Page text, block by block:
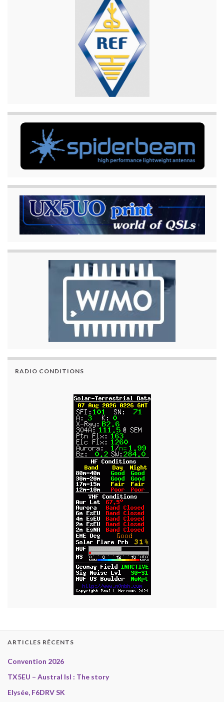
RADIO CONDITIONS
ARTICLES RÉCENTS
Convention 2026
TX5EU – Austral Isl : The story
Elysée, F6DRV SK